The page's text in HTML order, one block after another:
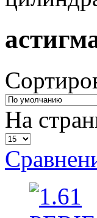
На